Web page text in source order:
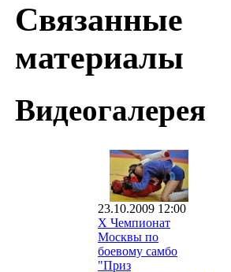
Связанные
материалы
Видеогалерея
23.10.2009 12:00
X Чемпионат
Москвы по
боевому самбо
"Приз